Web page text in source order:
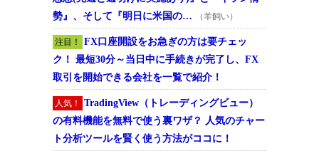
勢』、そして『明日に米国の…
（羊飼い）
注目！
FX口座開設をお急ぎの方は要チェッ
ク！ 最短30分～当日中に手続きが完了し、FX
取引を開始できる会社を一覧で紹介！
人気！
TradingView（トレーディングビュー）
の有料機能を無料で使う裏ワザ？ 人気のチャー
ト分析ツールを賢く使う方法がココに！